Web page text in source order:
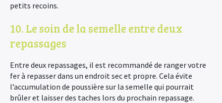
petits recoins.
10. Le soin de la semelle entre deux
repassages
Entre deux repassages, il est recommandé de ranger votre
fer à repasser dans un endroit sec et propre. Cela évite
l’accumulation de poussière sur la semelle qui pourrait
brûler et laisser des taches lors du prochain repassage.